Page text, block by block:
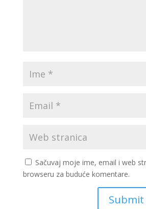
Sačuvaj moje ime, email i web
browseru za buduće komentare.